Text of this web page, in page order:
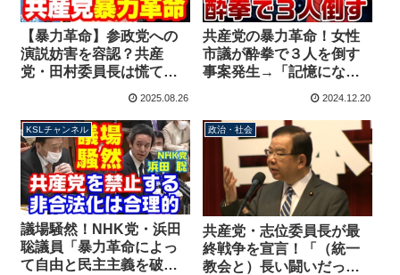
【暴力革命】参政党への
演説妨害を容認？共産
党・田村委員長は慌てて
な抗議行動は否定せず
【KSLチャンネル】
2025.08.26
共産党の暴力革命！女性
市議が酔拳で３人を倒す
事案発生→「記憶にな
2024.12.20
KSLチャンネル
議場騒然！NHK党・浜田
聡議員「暴力革命によっ
て自由と民主主義を破壊
政治・社会
共産党・志位委員長が最
終戦争を宣言！「（統一
教会と）長い闘いだっ